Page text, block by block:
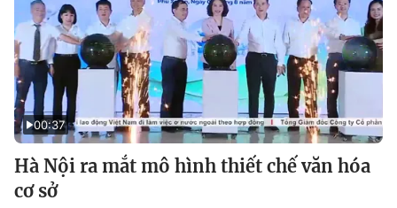
00:37
Hà Nội ra mắt mô hình thiết chế văn hóa
cơ sở